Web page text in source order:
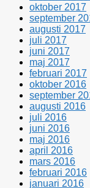
oktober 2017
september
augusti 2017
juli 2017
juni 2017
maj 2017
februari 2017
oktober 2016
september
augusti 2016
juli 2016
juni 2016
maj 2016
april 2016
mars 2016
februari 2016
januari 2016